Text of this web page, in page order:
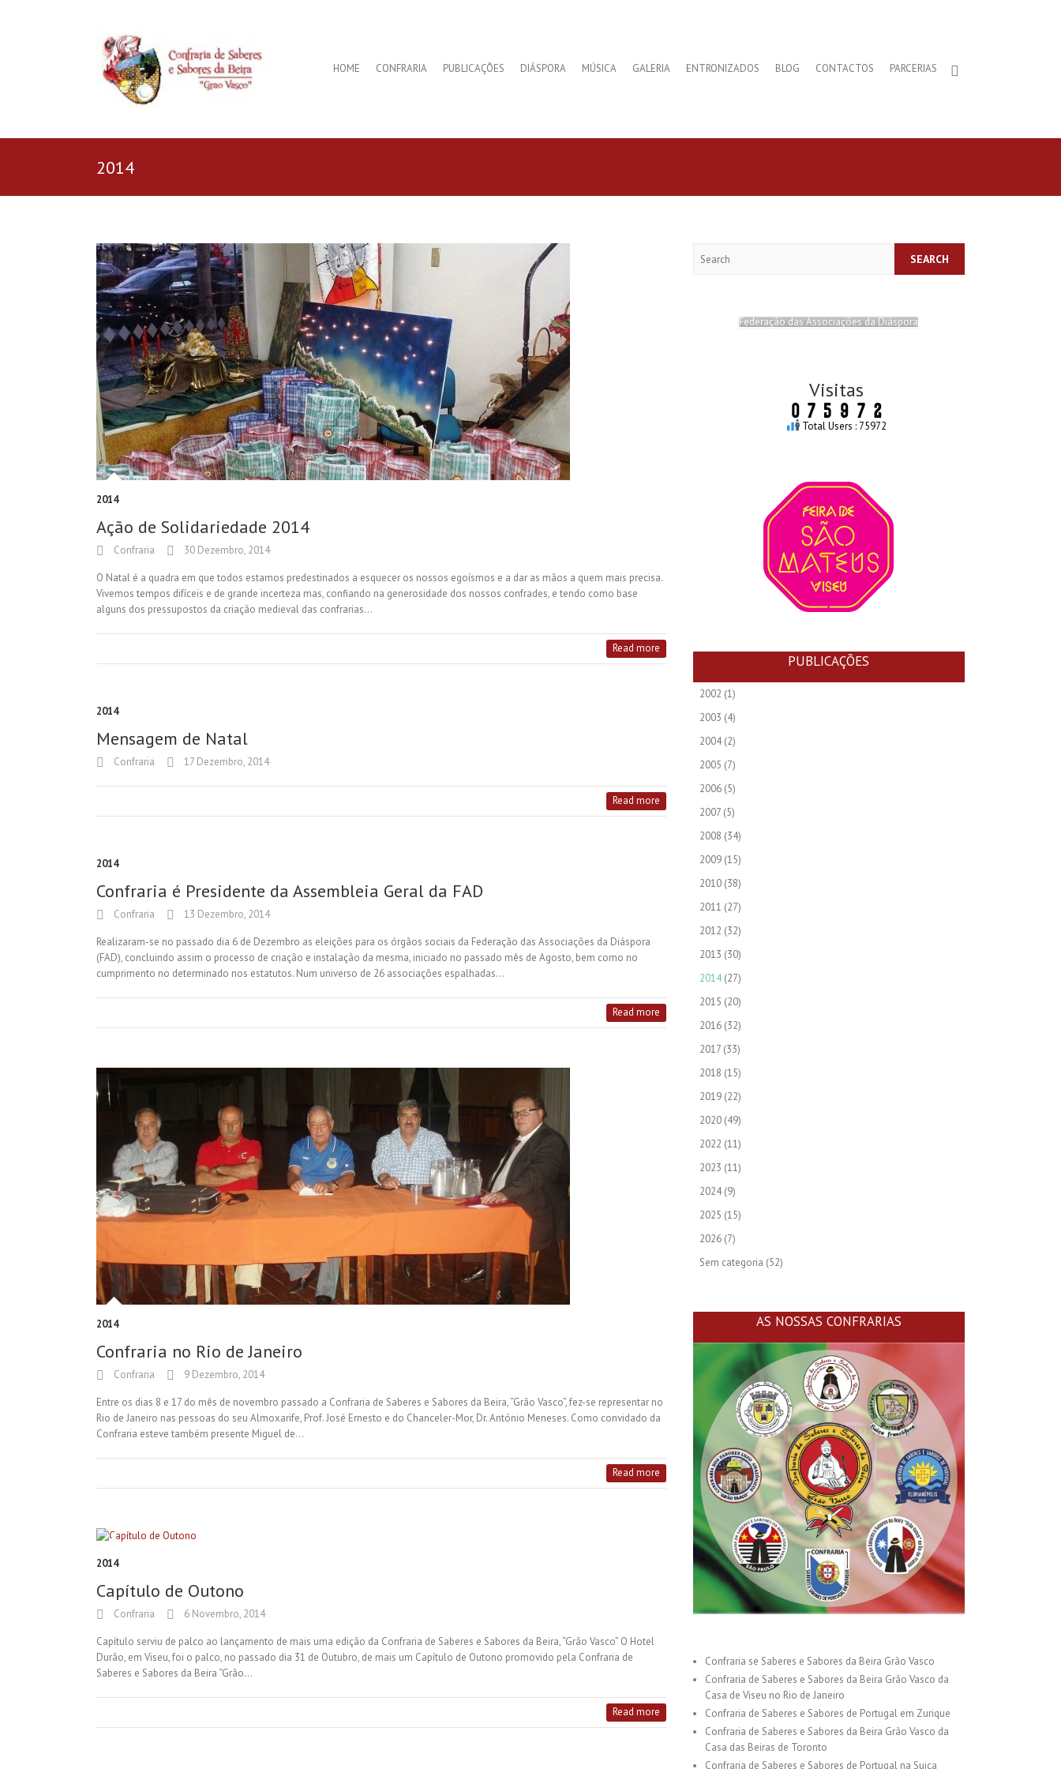
HOME CONFRARIA PUBLICAÇÕES DIÁSPORA MÚSICA GALERIA ENTRONIZADOS BLOG CONTACTOS PARCERIAS
2014
2014
Ação de Solidariedade 2014
Confraria 30 Dezembro, 2014
O Natal é a quadra em que todos estamos predestinados a esquecer os nossos egoísmos e a dar as mãos a quem mais precisa.
Vivemos tempos difíceis e de grande incerteza mas, confiando na generosidade dos nossos confrades, e tendo como base
alguns dos pressupostos da criação medieval das confrarias…
Read more
2014
Mensagem de Natal
Confraria 17 Dezembro, 2014
Read more
2014
Confraria é Presidente da Assembleia Geral da FAD
Confraria 13 Dezembro, 2014
Realizaram-se no passado dia 6 de Dezembro as eleições para os órgãos sociais da Federação das Associações da Diáspora
(FAD), concluindo assim o processo de criação e instalação da mesma, iniciado no passado mês de Agosto, bem como no
cumprimento no determinado nos estatutos. Num universo de 26 associações espalhadas…
Read more
2014
Confraria no Rio de Janeiro
Confraria 9 Dezembro, 2014
Entre os dias 8 e 17 do mês de novembro passado a Confraria de Saberes e Sabores da Beira, “Grão Vasco”, fez-se representar no
Rio de Janeiro nas pessoas do seu Almoxarife, Prof. José Ernesto e do Chanceler-Mor, Dr. António Meneses. Como convidado da
Confraria esteve também presente Miguel de…
Read more
2014
Capítulo de Outono
Confraria 6 Novembro, 2014
Capítulo serviu de palco ao lançamento de mais uma edição da Confraria de Saberes e Sabores da Beira, “Grão Vasco” O Hotel
Durão, em Viseu, foi o palco, no passado dia 31 de Outubro, de mais um Capítulo de Outono promovido pela Confraria de
Saberes e Sabores da Beira “Grão…
Read more
Federação das Associações da Diáspora
Visitas
Total Users : 75972
PUBLICAÇÕES
2002 (1)
2003 (4)
2004(2)
2005 (7)
2006(5)
2007(5)
2008 (34)
2009(15)
2010(38)
2011 (27)
2012 (32)
2013 (30)
2014(27)
2015 (20)
2016(32)
2017(33)
2018 (15)
2019(22)
2020(49)
2022 (11)
2023 (11)
2024(9)
2025 (15)
2026(7)
Sem categoria (52)
AS NOSSAS CONFRARIAS
Confraria se Saberes e Sabores da Beira Grão Vasco
Confraria de Saberes e Sabores da Beira Grão Vasco da
Casa de Viseu no Rio de Janeiro
Confraria de Saberes e Sabores de Portugal em Zurique
Confraria de Saberes e Sabores da Beira Grão Vasco da
Casa das Beiras de Toronto
Confraria de Saberes e Sabores de Portugal na Suiça